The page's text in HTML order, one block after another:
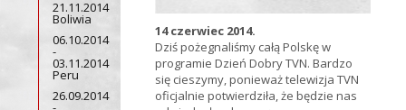
21.11.2014
Boliwia
06.10.2014
-
03.11.2014
Peru
26.09.2014
14 czerwiec 2014.
Dziś pożegnaliśmy całą Polskę w
programie Dzień Dobry TVN. Bardzo
się cieszymy, ponieważ telewizja TVN
oficjalnie potwierdziła, że będzie nas